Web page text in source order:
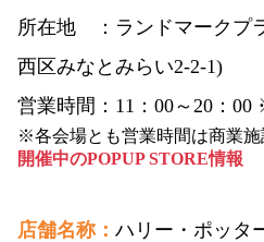
所在地 ： ランドマークプ
西区みなとみらい2-2-1)
営業時間： 11：00～20：
※各会場とも営業時間は商業施
開催中のPOPUP STORE情報
店舗名称： ハリー・ポッタ